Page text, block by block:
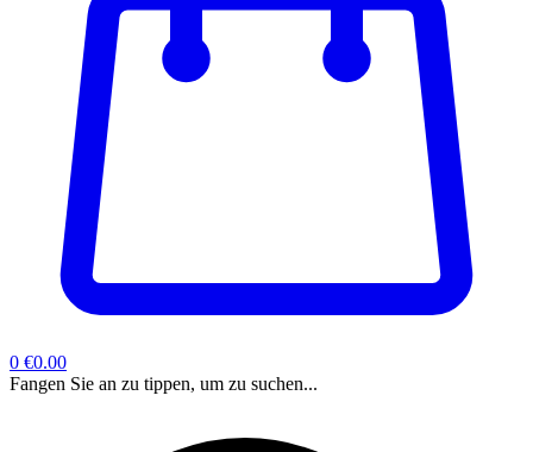
0 €0.00
Fangen Sie an zu tippen, um zu suchen...